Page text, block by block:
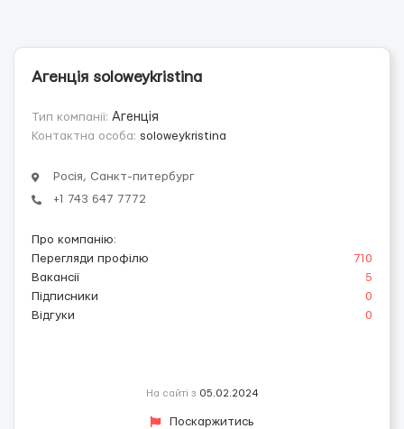
Агенція solоweykristina
Тип компанії: Агенція
Контактна особа: solоweykristina
Росія, Санкт-питербург
+1 743 647 7772
Про компанію:
Перегляди профілю
710
Вакансії
5
Підписники
0
Відгуки
0
На сайті з 05.02.2024
Поскаржитись